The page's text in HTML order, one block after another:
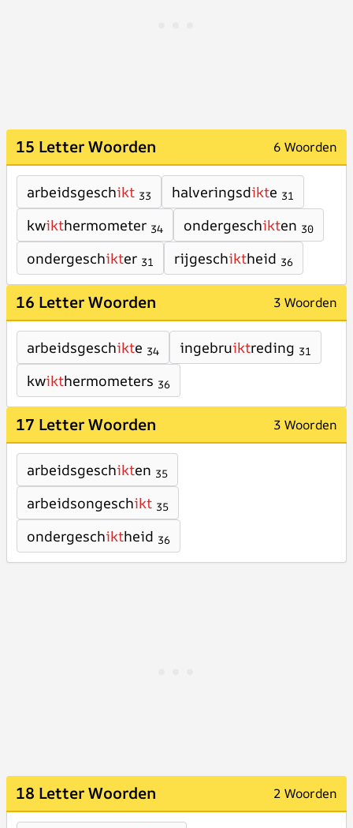
15 Letter Woorden 6 Woorden
arbeidsgeschikt 33 halveringsdikte 31
kwikthermometer 34 ondergeschikten 30
ondergeschikter 31 rijgeschiktheid 36
16 Letter Woorden 3 Woorden
arbeidsgeschikte 34 ingebruiktreding 31
kwikthermometers 36
17 Letter Woorden 3 Woorden
arbeidsgeschikten 35
arbeidsongeschikt 35
ondergeschiktheid 36
18 Letter Woorden 2 Woorden